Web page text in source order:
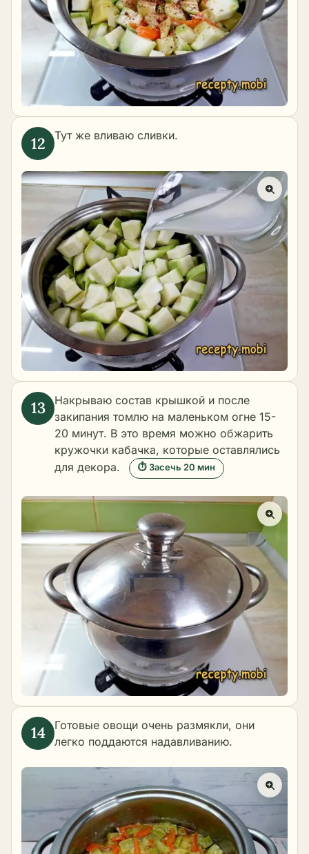
Тут же вливаю сливки.
Накрываю состав крышкой и после
закипания томлю на маленьком огне 15-
20 минут. В это время можно обжарить
кружочки кабачка, которые оставлялись
для декора.
⏱ Засечь 20 мин
Готовые овощи очень размякли, они
легко поддаются надавливанию.